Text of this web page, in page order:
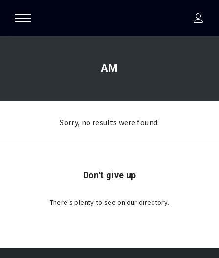
AM
Sorry, no results were found.
Don't give up
There's plenty to see on our directory.